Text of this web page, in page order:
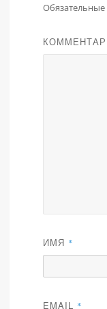
ИМЯ *
EMAIL *